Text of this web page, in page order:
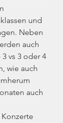
und
Neben
auch
vs 3 oder 4
wie auch
auch